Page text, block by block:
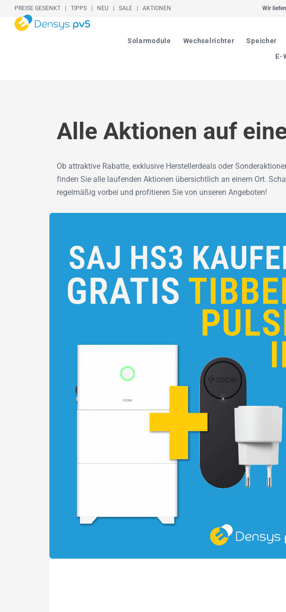
SkipPREISE GESENKT |TIPPS NEU |SALE |AKTIONEN Wir
Solarmodule Wechselrichter Speicher
E-
Alle Aktionen auf
Ob attraktive Rabatte, exklusive Herstellerdeals oder
finden Sie alle laufenden Aktionen übersichtlich an einem Ort.
regelmäßig vorbei und profitieren Sie von unseren Angeboten!